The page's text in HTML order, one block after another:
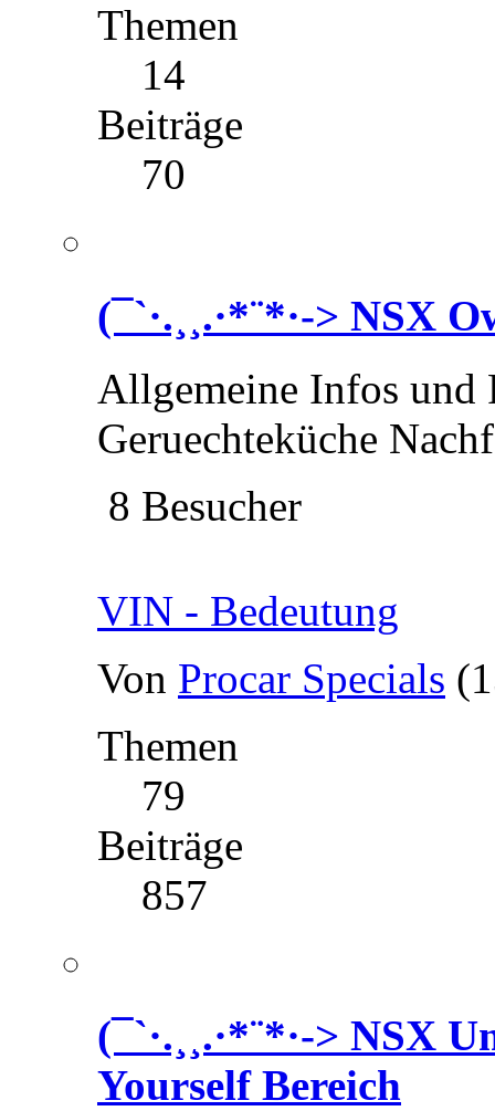
Themen
14
Beiträge
70
(¯`·.¸¸.·*¨*·-> NSX
Allgemeine Infos und
Geruechteküche
8 Besucher
VIN - Bedeutung
Von Procar Specials
Themen
79
Beiträge
857
(¯`·.¸¸.·*¨*·-> NSX
Yourself Bereich